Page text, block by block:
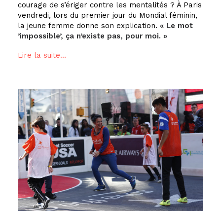
courage de s’ériger contre les mentalités ? À Paris
vendredi, lors du premier jour du Mondial féminin,
la jeune femme donne son explication. « Le mot
’impossible’, ça n’existe pas, pour moi. »
Lire la suite…